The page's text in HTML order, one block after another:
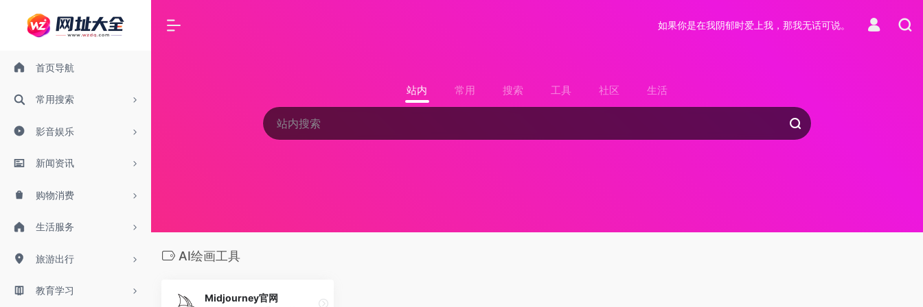
首页导航
常用搜索
影音娱乐
新闻资讯
购物消费
生活服务
旅游出行
教育学习
如果你是在我阴郁时爱上我，那我无话可说。
站内 常用 搜索 工具 社区 生活
AI绘画工具
Midjourney官网